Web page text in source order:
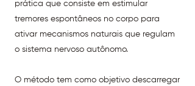
prática que consiste em estimular
tremores espontâneos no corpo para
ativar mecanismos naturais que regulam
o sistema nervoso autônomo.
O método tem como objetivo descarregar